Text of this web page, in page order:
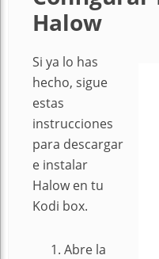
Halow
Si ya lo has
hecho, sigue
estas
instrucciones
para descargar
e instalar
Halow en tu
Kodi box.
Abre la